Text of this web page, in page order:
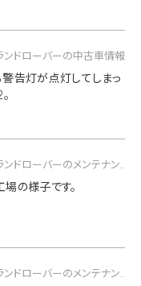
ンドローバーの中古車情報
告灯が点灯してしまっ
ランドローバーのメンテナンス
の様子です。
ランドローバーのメンテナンス